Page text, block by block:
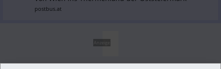
postbus.at
Anzeige